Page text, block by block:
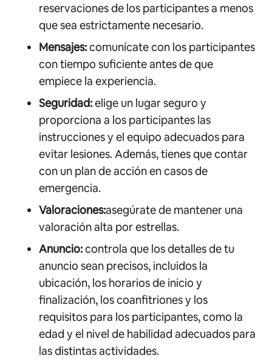
reservaciones de los participantes a menos
que sea estrictamente necesario.
Mensajes:comunícate con los participantes
con tiempo suficiente antes de que
empiece la experiencia.
Seguridad:elige un lugar seguro y
proporciona a los participantes las
instrucciones y el equipo adecuados para
evitar lesiones. Además, tienes que contar
con un plan de acción en casos de
emergencia.
Valoraciones:asegúrate de mantener una
valoración alta por estrellas.
Anuncio:controla que los detalles de tu
anuncio sean precisos, incluidos la
ubicación, los horarios de inicio y
finalización, los coanfitriones y los
requisitos para los participantes, como la
edad y el nivel de habilidad adecuados para
las distintas actividades.